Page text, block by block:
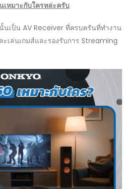
เหมาะกับใครหล่ะครับ
น AV Receiver ที่ครบครันที่ทำงาน
เล่นเกมส์และรองรับการ Streaming